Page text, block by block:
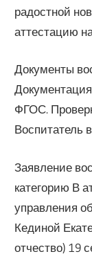
радостной
аттестацию
Документы
ФГОС.
Воспитатель
Заявление
категорию В
управления
Кединой
отчество) 19